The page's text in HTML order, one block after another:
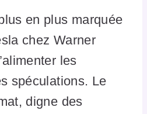
en plus marquée
chez Warner
les
spéculations. Le
digne des